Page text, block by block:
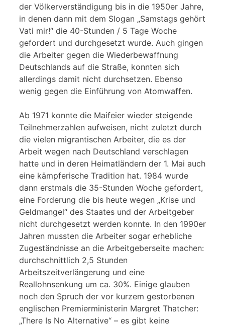
der Völkerverständigung bis in die 1950er Jahre,
in denen dann mit dem Slogan „Samstags gehört
Vati mir!“ die 40-Stunden / 5 Tage Woche
gefordert und durchgesetzt wurde. Auch gingen
die Arbeiter gegen die Wiederbewaffnung
Deutschlands auf die Straße, konnten sich
allerdings damit nicht durchsetzen. Ebenso
wenig gegen die Einführung von Atomwaffen.
Ab 1971 konnte die Maifeier wieder steigende
Teilnehmerzahlen aufweisen, nicht zuletzt durch
die vielen migrantischen Arbeiter, die es der
Arbeit wegen nach Deutschland verschlagen
hatte und in deren Heimatländern der 1. Mai auch
eine kämpferische Tradition hat. 1984 wurde
dann erstmals die 35-Stunden Woche gefordert,
eine Forderung die bis heute wegen „Krise und
Geldmangel“ des Staates und der Arbeitgeber
nicht durchgesetzt werden konnte. In den 1990er
Jahren mussten die Arbeiter sogar erhebliche
Zugeständnisse an die Arbeitgeberseite machen:
durchschnittlich 2,5 Stunden
Arbeitszeitverlängerung und eine
Reallohnsenkung um ca. 30%. Einige glauben
noch den Spruch der vor kurzem gestorbenen
englischen Premierministerin Margret Thatcher:
„There Is No Alternative“ – es gibt keine